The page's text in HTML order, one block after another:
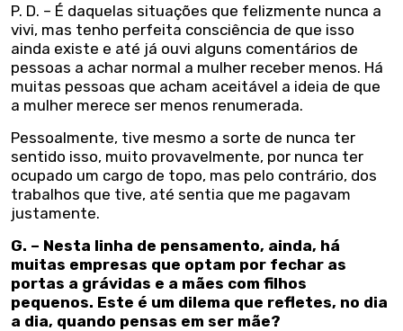
P. D. – É daquelas situações que felizmente nunca a
vivi, mas tenho perfeita consciência de que isso
ainda existe e até já ouvi alguns comentários de
pessoas a achar normal a mulher receber menos. Há
muitas pessoas que acham aceitável a ideia de que
a mulher merece ser menos renumerada.
Pessoalmente, tive mesmo a sorte de nunca ter
sentido isso, muito provavelmente, por nunca ter
ocupado um cargo de topo, mas pelo contrário, dos
trabalhos que tive, até sentia que me pagavam
justamente.
G. – Nesta linha de pensamento, ainda, há
muitas empresas que optam por fechar as
portas a grávidas e a mães com filhos
pequenos. Este é um dilema que refletes, no dia
a dia, quando pensas em ser mãe?